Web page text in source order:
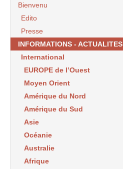
Bienvenu
Edito
Presse
INFORMATIONS - ACTUALITES
International
EUROPE de l’Ouest
Moyen Orient
Amérique du Nord
Amérique du Sud
Asie
Océanie
Australie
Afrique